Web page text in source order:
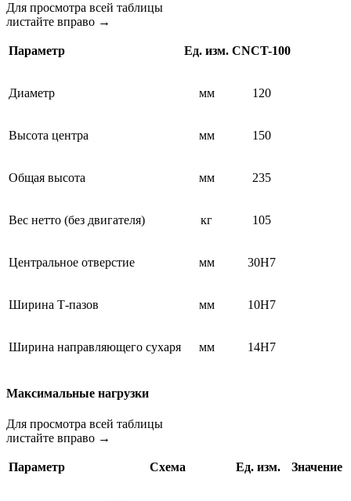
Для просмотра всей таблицы
листайте вправо →
Параметр Ед. изм. CNCT-100
Диаметр мм 120
Высота центра мм 150
Общая высота мм 235
Вес нетто (без двигателя) кг 105
Центральное отверстие мм 30Н7
Ширина Т-пазов мм 10Н7
Ширина направляющего сухаря мм 14Н7
Максимальные нагрузки
Для просмотра всей таблицы
листайте вправо →
Параметр Схема Ед. изм. Значение